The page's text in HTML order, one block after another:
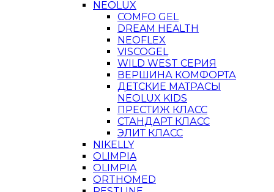
NEOLUX
COMFO GEL
DREAM HEALTH
NEOFLEX
VISCOGEL
WILD WEST СЕРИЯ
ВЕРШИНА КОМФОРТА
ДЕТСКИЕ МАТРАСЫ
NEOLUX KIDS
ПРЕСТИЖ КЛАСС
СТАНДАРТ КЛАСС
ЭЛИТ КЛАСС
NIKELLY
OLIMPIA
OLIMPIA
ORTHOMED